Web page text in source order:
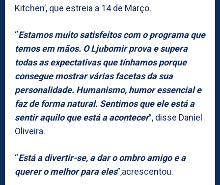
Kitchen’, que estreia a 14 de Março.
“Estamos muito satisfeitos com o programa que
temos em mãos. O Ljubomir prova e supera
todas as expectativas que tínhamos porque
consegue mostrar várias facetas da sua
personalidade. Humanismo, humor essencial e
faz de forma natural. Sentimos que ele está a
sentir aquilo que está a acontecer”, disse Daniel
Oliveira.
“Está a divertir-se, a dar o ombro amigo e a
querer o melhor para eles”,acrescentou.